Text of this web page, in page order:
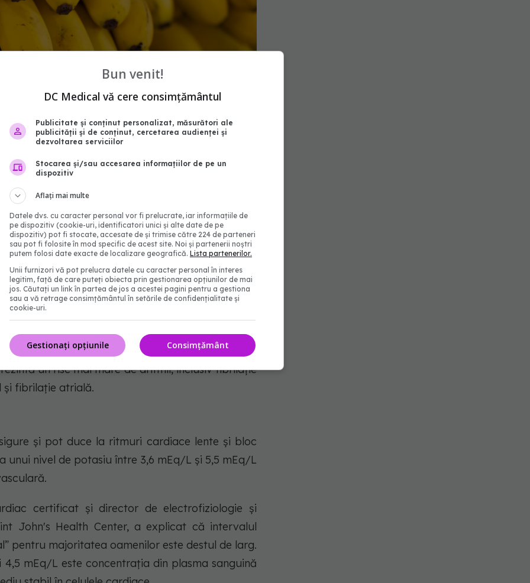
@Engin Akyurt
sănătatea inimii
Medical Center a constatat căpotasiul
sănătatea cardiovasculară. Atunci când nivelurile
un risc mai mare de aritmii, inclusiv fibrilație
și fibrilație atrială.
și pot duce la ritmuri cardiace lente și bloc
nivel de potasiu între 3,6 mEq/L și 5,5 mEq/L
certificat și director de electrofiziologie și
John's Health Center, a explicat că intervalul
pentru majoritatea oamenilor este destul de larg.
mEq/L este concentrația din plasma sanguină
Bun venit!
DC Medical vă cere consimțământul
Publicitate și conținut personalizat, măsurători ale
publicității și de conținut, cercetarea audienței și
dezvoltarea serviciilor
Stocarea și/sau accesarea informațiilor de pe un
dispozitiv
Aflați mai multe
Datele dvs. cu caracter personal vor fi prelucrate, iar informațiile de
pe dispozitiv (cookie-uri, identificatori unici și alte date de pe
dispozitiv) pot fi stocate, accesate de și trimise către 224 de parteneri
sau pot fi folosite în mod specific de acest site. Noi și partenerii noștri
putem folosi date exacte de localizare geografică. Lista partenerilor.
Unii furnizori vă pot prelucra datele cu caracter personal în interes
legitim, față de care puteți obiecta prin gestionarea opțiunilor de mai
jos. Căutați un link în partea de jos a acestei pagini pentru a gestiona
sau a vă retrage consimțământul în setările de confidențialitate și
cookie-uri.
Consimțământ
Gestionați opțiunile